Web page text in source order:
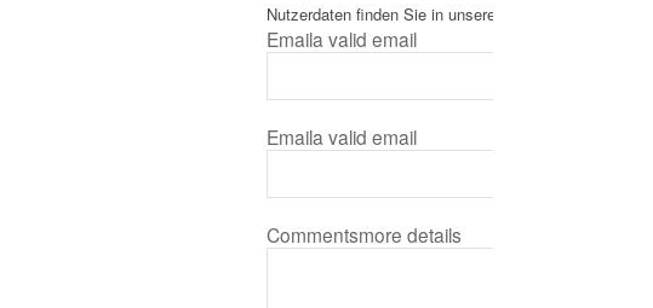
Nutzerdaten finden Sie in unserer Datenschutzerklärung.
Emaila valid email
Emaila valid email
Commentsmore details